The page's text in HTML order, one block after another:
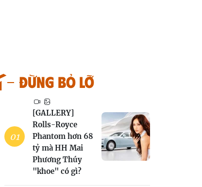
Đừng bỏ lỡ
[GALLERY]
Rolls-Royce
Phantom hơn 68
tỷ mà HH Mai
Phương Thúy
"khoe" có gì?